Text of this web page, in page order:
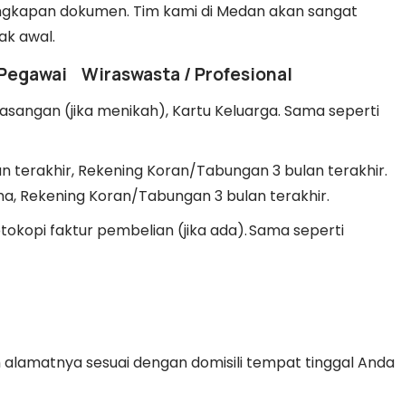
dokumen. Tim kami di Medan akan sangat
awal.
Wiraswasta / Profesional
(jika menikah), Kartu Keluarga. Sama seperti
terakhir, Rekening Koran/Tabungan 3 bulan terakhir.
Rekening Koran/Tabungan 3 bulan terakhir.
faktur pembelian (jika ada).Sama seperti
alamatnya sesuai dengan domisili tempat tinggal Anda